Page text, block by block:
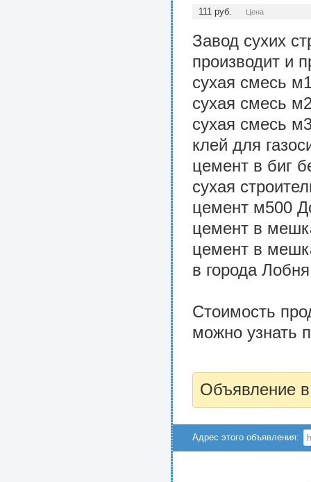
111 руб. Цена
Завод сухих
производит и
сухая смесь
сухая смесь
сухая смесь
клей для
цемент в биг
сухая
цемент м500
цемент в
цемент в
в города
Стоимость
можно узнать
Объявление
Адрес этого объявления: